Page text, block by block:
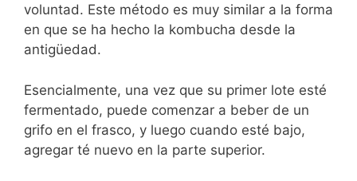
voluntad. Este método es muy similar a la forma
en que se ha hecho la kombucha desde la
antigüedad.
Esencialmente, una vez que su primer lote esté
fermentado, puede comenzar a beber de un
grifo en el frasco, y luego cuando esté bajo,
agregar té nuevo en la parte superior.